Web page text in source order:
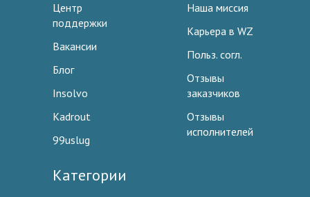
Центр
поддержки
Вакансии
Блог
Insolvo
Kadrout
99uslug
Наша миссия
Карьера в WZ
Польз. согл.
Отзывы
заказчиков
Отзывы
исполнителей
Категории